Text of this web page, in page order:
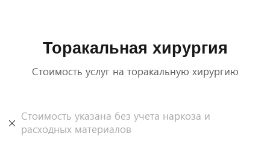
Торакальная хирургия
Стоимость услуг на торакальную хирургию
Стоимость указана без учета наркоза и
расходных материалов